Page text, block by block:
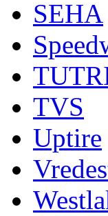
SEHA
TVS
Uptire